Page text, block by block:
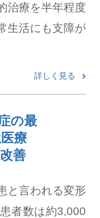
治療を半年程度
生活にも支障が
詳しく見る
の最
療
善
と言われる変形
者数は約3,000